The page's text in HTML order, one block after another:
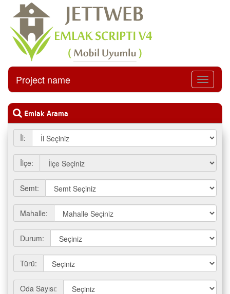
Menüyü
Aç
Project name
Emlak Arama
İl:
İlçe:
Semt:
Mahalle:
Durum:
Türü:
Oda Sayısı: